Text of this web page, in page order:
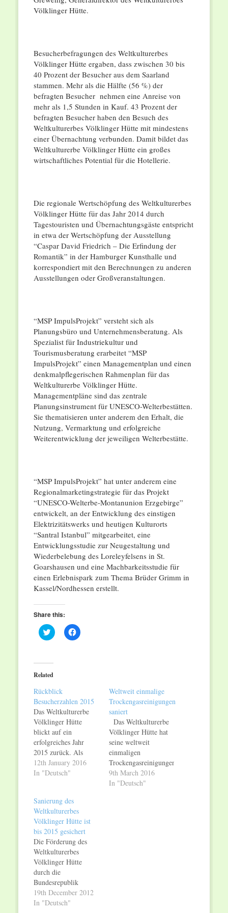
Völklinger Hütte.
Besucherbefragungen des Weltkulturerbes
Völklinger Hütte ergaben, dass zwischen 30 bis
40 Prozent der Besucher aus dem Saarland
stammen. Mehr als die Hälfte (56 %) der
befragten Besucher nehmen eine Anreise von
mehr als 1,5 Stunden in Kauf. 43 Prozent der
befragten Besucher haben den Besuch des
Weltkulturerbes Völklinger Hütte mit mindestens
einer Übernachtung verbunden. Damit bildet das
Weltkulturerbe Völklinger Hütte ein großes
wirtschaftliches Potential für die Hotellerie.
Die regionale Wertschöpfung des Weltkulturerbes
Völklinger Hütte für das Jahr 2014 durch
Tagestouristen und Übernachtungsgäste entspricht
in etwa der Wertschöpfung der Ausstellung
“Caspar David Friedrich – Die Erfindung der
Romantik” in der Hamburger Kunsthalle und
korrespondiert mit den Berechnungen zu anderen
Ausstellungen oder Großveranstaltungen.
“MSP ImpulsProjekt” versteht sich als
Planungsbüro und Unternehmensberatung. Als
Spezialist für Industriekultur und
Tourismusberatung erarbeitet “MSP
ImpulsProjekt” einen Managementplan und einen
denkmalpflegerischen Rahmenplan für das
Weltkulturerbe Völklinger Hütte.
Managementpläne sind das zentrale
Planungsinstrument für UNESCO-Welterbestätten.
Sie thematisieren unter anderem den Erhalt, die
Nutzung, Vermarktung und erfolgreiche
Weiterentwicklung der jeweiligen Welterbestätte.
“MSP ImpulsProjekt” hat unter anderem eine
Regionalmarketingstrategie für das Projekt
“UNESCO-Welterbe-Montanunion Erzgebirge”
entwickelt, an der Entwicklung des einstigen
Elektrizitätswerks und heutigen Kulturorts
“Santral Istanbul” mitgearbeitet, eine
Entwicklungsstudie zur Neugestaltung und
Wiederbelebung des Loreleyfelsens in St.
Goarshausen und eine Machbarkeitsstudie für
einen Erlebnispark zum Thema Brüder Grimm in
Kassel/Nordhessen erstellt.
Share this:
Click
to
(Opens
in
new
Click
to
Related
Rückblick
Besucherzahlen 2015
Das Weltkulturerbe
Völklinger Hütte
blickt auf ein
erfolgreiches Jahr
2015 zurück. Als
Industrie-Denkmal,
Tourismus- und als
Völklinger Hütte 2015
weiterentwickelt. Die
"UrbanArt Biennale®
2015" endete mit
einem Besucherrekord
von 111.345
Besuchern und hat
sich international
etabliert.
Internationale
Reisende wählten das
12th January 2016
In "Deutsch"
Weltweit einmalige
Trockengasreinigungen
saniert
Das Weltkulturerbe
Völklinger Hütte hat
seine weltweit
einmaligen
Trockengasreinigungen
termingerecht und im
Kostenrahmen saniert.
9th March 2016
In "Deutsch"
Sanierung des
Weltkulturerbes
Völklinger Hütte ist
bis 2015 gesichert
Die Förderung des
Weltkulturerbes
Völklinger Hütte
durch die
Bundesrepublik
Deutschland ist bis
2015 gesichert. Der
19th December 2012
In "Deutsch"